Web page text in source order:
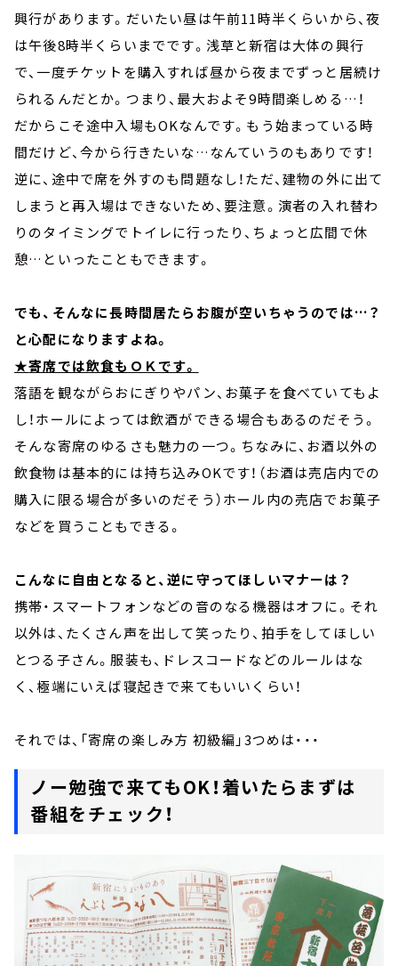
興行があります。だいたい昼は午前11時半くらいから、夜
は午後8時半くらいまでです。浅草と新宿は大体の興行
で、一度チケットを購入すれば昼から夜までずっと居続け
られるんだとか。つまり、最大およそ9時間楽しめる…！
だからこそ途中入場もOKなんです。もう始まっている時
間だけど、今から行きたいな…なんていうのもありです！
逆に、途中で席を外すのも問題なし！ただ、建物の外に出て
しまうと再入場はできないため、要注意。演者の入れ替わ
りのタイミングでトイレに行ったり、ちょっと広間で休
憩…といったこともできます。
でも、そんなに長時間居たらお腹が空いちゃうのでは…？
と心配になりますよね。
★寄席では飲食もＯＫです。
落語を観ながらおにぎりやパン、お菓子を食べていてもよ
し！ホールによっては飲酒ができる場合もあるのだそう。
そんな寄席のゆるさも魅力の一つ。ちなみに、お酒以外の
飲食物は基本的には持ち込みOKです！（お酒は売店内での
購入に限る場合が多いのだそう）ホール内の売店でお菓子
などを買うこともできる。
こんなに自由となると、逆に守ってほしいマナーは？
携帯・スマートフォンなどの音のなる機器はオフに。それ
以外は、たくさん声を出して笑ったり、拍手をしてほしい
とつる子さん。服装も、ドレスコードなどのルールはな
く、極端にいえば寝起きで来てもいいくらい！
それでは、「寄席の楽しみ方 初級編」3つめは・・・
ノー勉強で来てもOK！着いたらまずは
番組をチェック！